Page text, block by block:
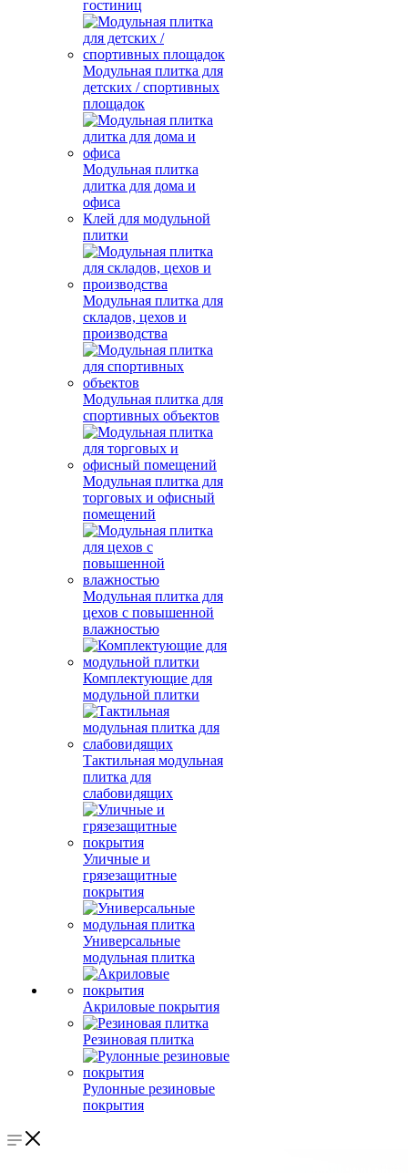
гостиниц
Модульная плитка для
детских / спортивных
площадок
Модульная плитка
длитка для дома и
офиса
Клей для модульной
плитки
Модульная плитка для
складов, цехов и
производства
Модульная плитка для
спортивных объектов
Модульная плитка для
торговых и офисный
помещений
Модульная плитка для
цехов с повышенной
влажностью
Комплектующие для
модульной плитки
Тактильная модульная
плитка для
слабовидящих
Уличные и
грязезащитные
покрытия
Универсальные
модульная плитка
Акриловые покрытия
Резиновая плитка
Рулонные резиновые
покрытия